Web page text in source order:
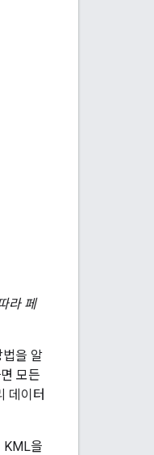
라 페
법을 알
모든
데이터
KML을